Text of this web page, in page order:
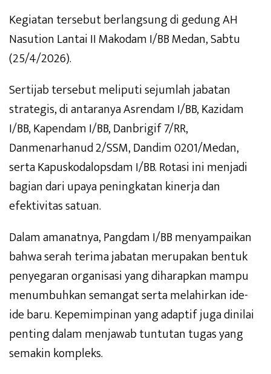
Kegiatan tersebut berlangsung di gedung AH
Nasution Lantai II Makodam I/BB Medan, Sabtu
(25/4/2026).
Sertijab tersebut meliputi sejumlah jabatan
strategis, di antaranya Asrendam I/BB, Kazidam
I/BB, Kapendam I/BB, Danbrigif 7/RR,
Danmenarhanud 2/SSM, Dandim 0201/Medan,
serta Kapuskodalopsdam I/BB. Rotasi ini menjadi
bagian dari upaya peningkatan kinerja dan
efektivitas satuan.
Dalam amanatnya, Pangdam I/BB menyampaikan
bahwa serah terima jabatan merupakan bentuk
penyegaran organisasi yang diharapkan mampu
menumbuhkan semangat serta melahirkan ide-
ide baru. Kepemimpinan yang adaptif juga dinilai
penting dalam menjawab tuntutan tugas yang
semakin kompleks.